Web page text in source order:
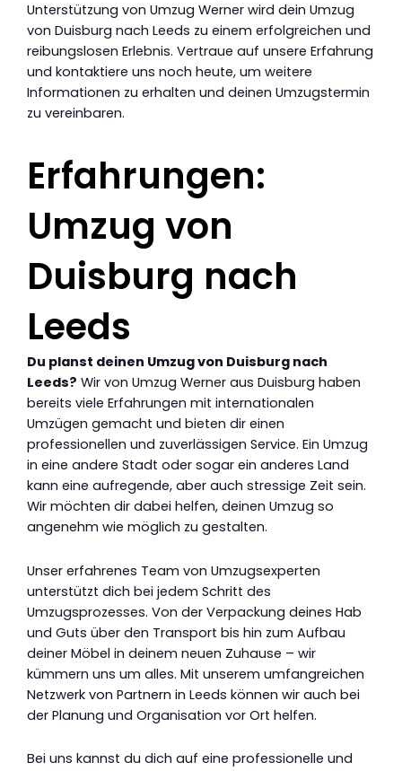
Unterstützung von Umzug Werner wird dein Umzug
von Duisburg nach Leeds zu einem erfolgreichen und
reibungslosen Erlebnis. Vertraue auf unsere Erfahrung
und kontaktiere uns noch heute, um weitere
Informationen zu erhalten und deinen Umzugstermin
zu vereinbaren.
Erfahrungen:
Umzug von
Duisburg nach
Leeds
Du planst deinen Umzug von Duisburg nach
Leeds? Wir von Umzug Werner aus Duisburg haben
bereits viele Erfahrungen mit internationalen
Umzügen gemacht und bieten dir einen
professionellen und zuverlässigen Service. Ein Umzug
in eine andere Stadt oder sogar ein anderes Land
kann eine aufregende, aber auch stressige Zeit sein.
Wir möchten dir dabei helfen, deinen Umzug so
angenehm wie möglich zu gestalten.
Unser erfahrenes Team von Umzugsexperten
unterstützt dich bei jedem Schritt des
Umzugsprozesses. Von der Verpackung deines Hab
und Guts über den Transport bis hin zum Aufbau
deiner Möbel in deinem neuen Zuhause – wir
kümmern uns um alles. Mit unserem umfangreichen
Netzwerk von Partnern in Leeds können wir auch bei
der Planung und Organisation vor Ort helfen.
Bei uns kannst du dich auf eine professionelle und